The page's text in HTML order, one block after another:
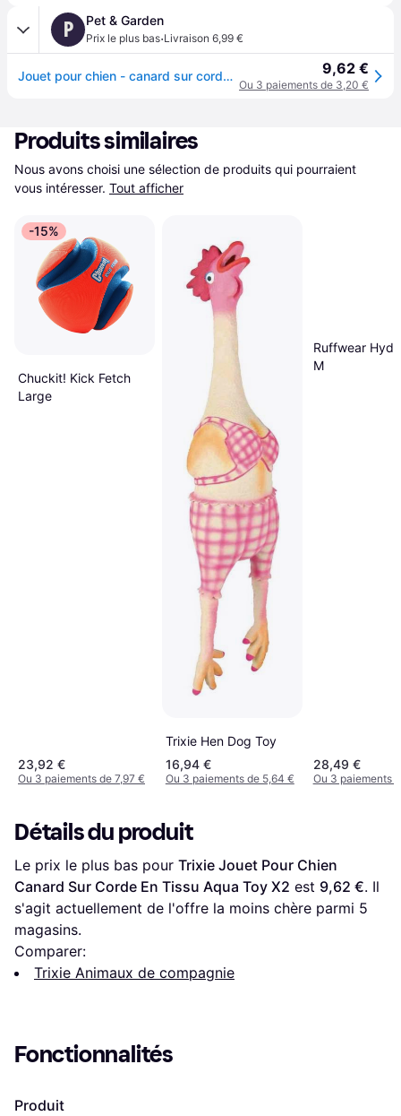
P Pet & Garden
Prix le plus bas·Livraison 6,99 €
Jouet pour chien - canard sur corde en tissu Trixie Aqua Toy - Jaune 9,62 €
Ou 3 paiements de 3,20 €
Produits similaires
Nous avons choisi une sélection de produits qui pourraient
vous intéresser. Tout afficher
-15%
Chuckit! Kick Fetch
Large
23,92 €
Ou 3 paiements de 7,97 €
Trixie Hen Dog Toy
16,94 €
Ou 3 paiements de 5,64 €
Ruffwear
M
28,49 €
Ou 3 paiements
Détails du produit
Le prix le plus bas pour Trixie Jouet Pour Chien
Canard Sur Corde En Tissu Aqua Toy X2 est 9,62 €. Il
s'agit actuellement de l'offre la moins chère parmi 5
magasins.
Comparer:
Trixie Animaux de compagnie
Fonctionnalités
Produit